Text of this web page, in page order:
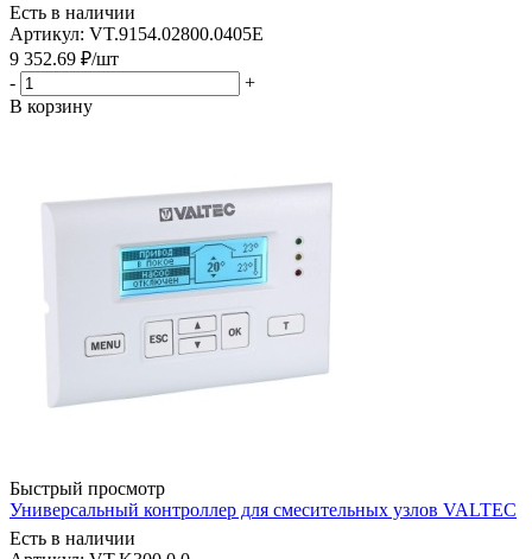
Есть в наличии
Артикул: VT.9154.02800.0405E
9 352.69 ₽/шт
-
+
В корзину
Быстрый просмотр
Универсальный контроллер для смесительных узлов VALTEC
Есть в наличии